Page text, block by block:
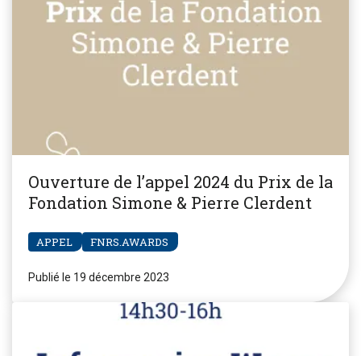
Ouverture de l’appel 2024 du Prix de la
Fondation Simone & Pierre Clerdent
APPEL FNRS.AWARDS
Publié le 19 décembre 2023